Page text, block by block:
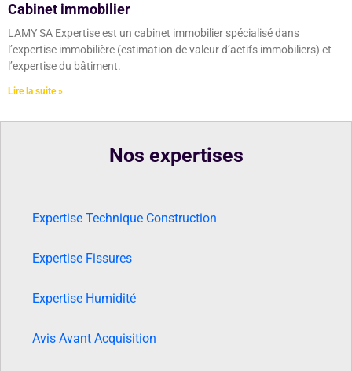
Cabinet immobilier
LAMY SA Expertise est un cabinet immobilier spécialisé dans
l’expertise immobilière (estimation de valeur d’actifs immobiliers) et
l’expertise du bâtiment.
Lire la suite »
Nos expertises
Expertise Technique Construction
Expertise Fissures
Expertise Humidité
Avis Avant Acquisition